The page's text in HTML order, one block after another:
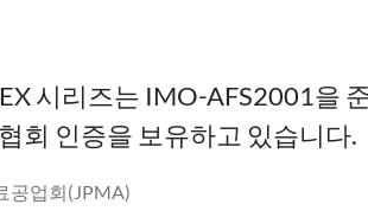
시리즈는 IMO-AFS2001을
회 인증을 보유하고 있습니다.
공업회(JPMA)